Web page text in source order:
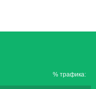
% трафика: